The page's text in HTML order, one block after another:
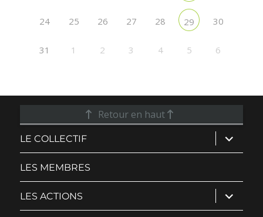
24 25 26 27 28 29 30
31 1 2 3 4 5 6
Retour en haut
LE COLLECTIF ouvrir
le
sous-
LES MEMBRES
LES ACTIONS ouvrir
le
sous-